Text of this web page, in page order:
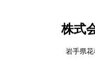
株式
岩手県